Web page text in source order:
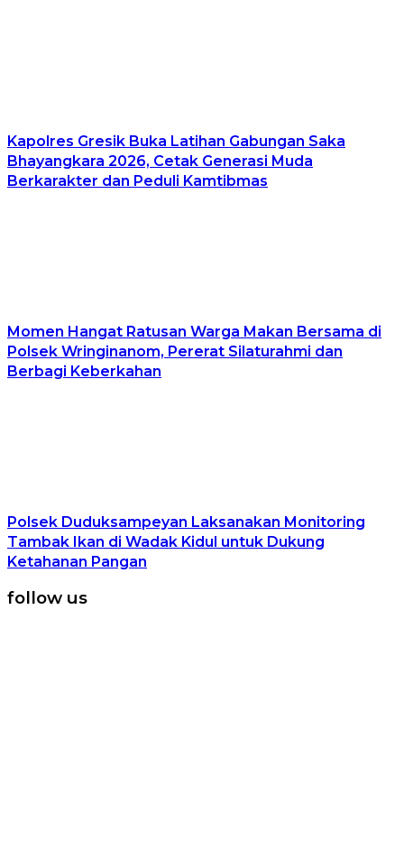
Kapolres Gresik Buka Latihan Gabungan Saka
Bhayangkara 2026, Cetak Generasi Muda
Berkarakter dan Peduli Kamtibmas
Momen Hangat Ratusan Warga Makan Bersama di
Polsek Wringinanom, Pererat Silaturahmi dan
Berbagi Keberkahan
Polsek Duduksampeyan Laksanakan Monitoring
Tambak Ikan di Wadak Kidul untuk Dukung
Ketahanan Pangan
follow us